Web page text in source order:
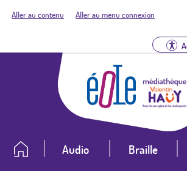
Aller au contenu Aller au menu connexion
Audio Braille